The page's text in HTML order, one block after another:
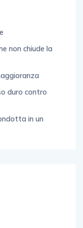
non chiude la
duro contro
in un